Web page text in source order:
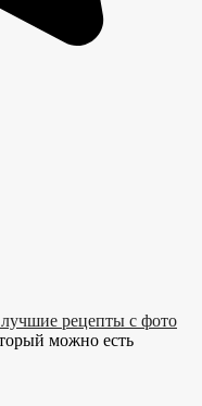
рецепты с фото
можно есть